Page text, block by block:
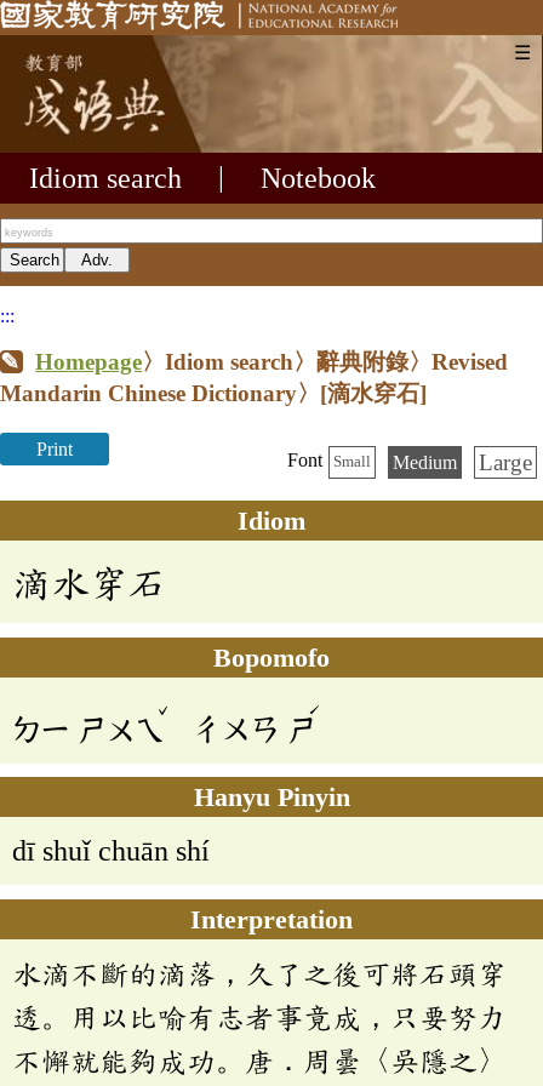
☰
Idiom search Notebook
:::
Homepage〉Idiom search〉辭典附錄〉Revised
Mandarin Chinese Dictionary〉 [滴水穿石]
Print
Font Small Medium Large
Idiom
滴水穿石
Bopomofo
ㄉㄧ ㄕㄨㄟ
ˇ
ㄔㄨㄢ ㄕ
ˊ
Hanyu Pinyin
dī shuǐ chuān shí
Interpretation
水滴不斷的滴落，久了之後可將石頭穿
透。用以比喻有志者事竟成，只要努力
不懈就能夠成功。唐．周曇〈吳隱之〉